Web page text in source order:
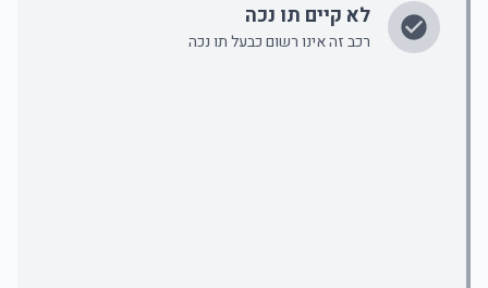
לא קיים תו נכה
רכב זה אינו רשום כבעל תו נכה